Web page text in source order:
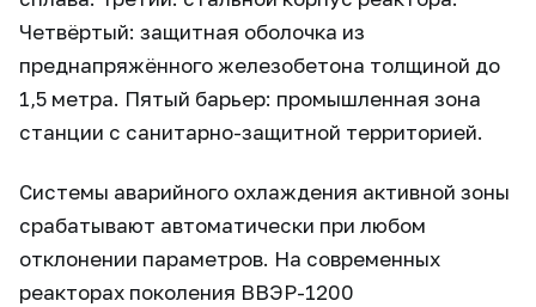
Четвёртый: защитная оболочка из
преднапряжённого железобетона толщиной до
1,5 метра. Пятый барьер: промышленная зона
станции с санитарно-защитной территорией.
Системы аварийного охлаждения активной зоны
срабатывают автоматически при любом
отклонении параметров. На современных
реакторах поколения ВВЭР-1200